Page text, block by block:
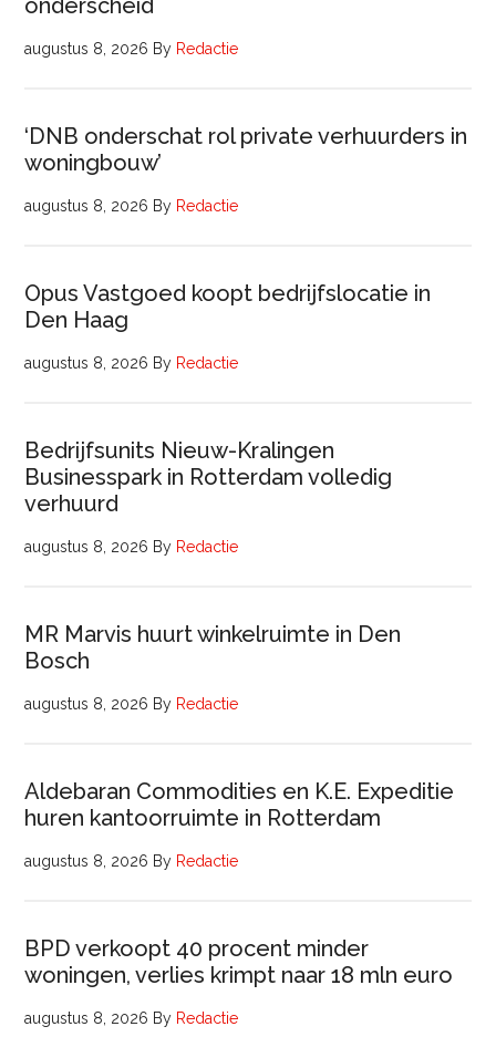
onderscheid
augustus 8, 2026 By Redactie
‘DNB onderschat rol private verhuurders in
woningbouw’
augustus 8, 2026 By Redactie
Opus Vastgoed koopt bedrijfslocatie in
Den Haag
augustus 8, 2026 By Redactie
Bedrijfsunits Nieuw-Kralingen
Businesspark in Rotterdam volledig
verhuurd
augustus 8, 2026 By Redactie
MR Marvis huurt winkelruimte in Den
Bosch
augustus 8, 2026 By Redactie
Aldebaran Commodities en K.E. Expeditie
huren kantoorruimte in Rotterdam
augustus 8, 2026 By Redactie
BPD verkoopt 40 procent minder
woningen, verlies krimpt naar 18 mln euro
augustus 8, 2026 By Redactie